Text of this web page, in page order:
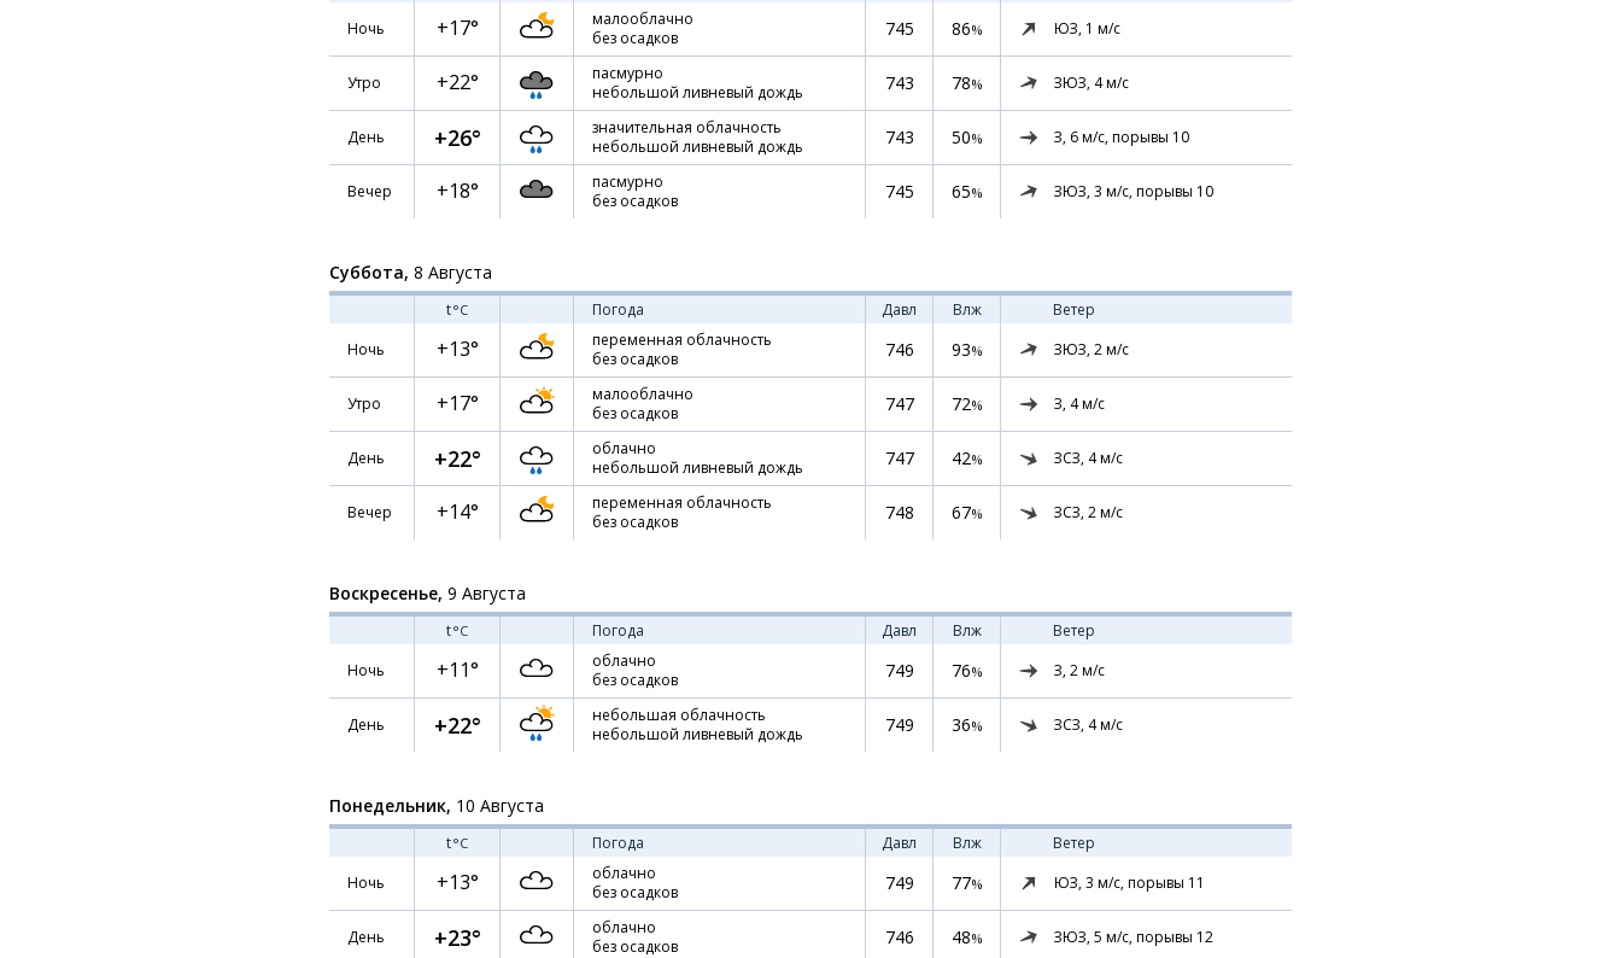
Ночь
+17°
малооблачно
без осадков
745 86% ЮЗ, 1 м/с
Утро +22°
пасмурно
небольшой ливневый дождь
743 78% ЗЮЗ, 4м/с
День +26°
значительная облачность
небольшой ливневый дождь
743 50% З, 6м/с, порывы 10
Вечер +18°
пасмурно
без осадков
745 65% ЗЮЗ, 3 м/с, порывы 10
Суббота, 8 Августа
t°C Погода Давл Влж
Ветер
Ночь
+13°
переменная облачность
без осадков
746 93% ЗЮЗ, 2м/с
Утро +17°
малооблачно
без осадков
747 72% З, 4м/с
День +22°
облачно
небольшой ливневый дождь
747 42% ЗСЗ, 4м/с
Вечер +14°
переменная облачность
без осадков
748 67% ЗСЗ, 2м/с
Воскресенье, 9 Августа
t°C Погода Давл Влж
Ветер
Ночь
+11°
облачно
без осадков
749 76% З, 2м/с
День +22°
небольшая облачность
небольшой ливневый дождь
749 36% ЗСЗ, 4м/с
Понедельник, 10 Августа
t°C Погода Давл Влж
Ветер
Ночь
+13°
облачно
без осадков
749 77% ЮЗ, 3 м/с, порывы 11
День +23°
облачно
без осадков
746 48% ЗЮЗ, 5 м/с, порывы 12